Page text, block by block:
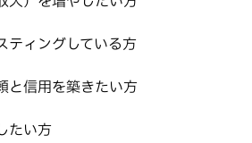
ティングしている方
と信用を築きたい方
たい方